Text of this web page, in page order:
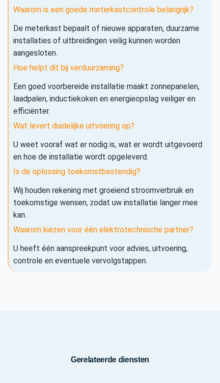
Waarom is een goede meterkastcontrole belangrijk?
De meterkast bepaalt of nieuwe apparaten, duurzame
installaties of uitbreidingen veilig kunnen worden
aangesloten.
Hoe helpt dit bij verduurzaming?
Een goed voorbereide installatie maakt zonnepanelen,
laadpalen, inductiekoken en energieopslag veiliger en
efficiënter.
Wat levert duidelijke uitvoering op?
U weet vooraf wat er nodig is, wat er wordt uitgevoerd
en hoe de installatie wordt opgeleverd.
Is de oplossing toekomstbestendig?
Wij houden rekening met groeiend stroomverbruik en
toekomstige wensen, zodat uw installatie langer mee
kan.
Waarom kiezen voor één elektrotechnische partner?
U heeft één aanspreekpunt voor advies, uitvoering,
controle en eventuele vervolgstappen.
Gerelateerde diensten